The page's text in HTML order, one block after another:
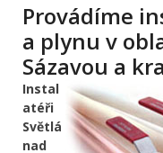
Provádíme
a plynu v
Sázavou a
Instal
atéři
Světlá
nad